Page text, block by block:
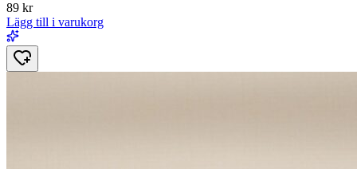
89 kr
Lägg till i varukorg